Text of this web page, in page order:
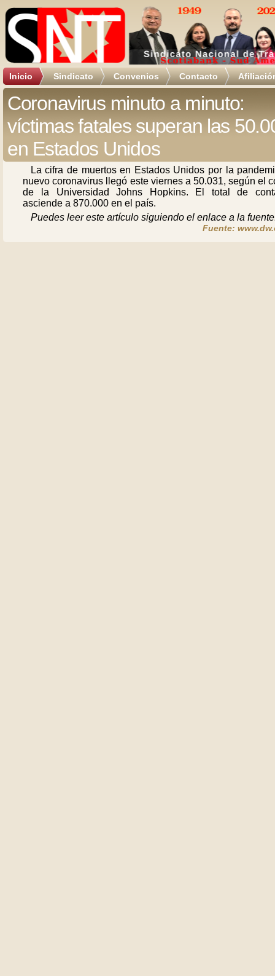
Inicio Sindicato Convenios Contacto
Coronavirus minuto a minuto:
víctimas fatales superan las
en Estados Unidos
La cifra de muertos en Estados Unidos por la
nuevo coronavirus llegó este viernes a 50.031, según el
de la Universidad Johns Hopkins. El total de
asciende a 870.000 en el país.
Puedes leer este artículo siguiendo el enlace a la
Fuente: